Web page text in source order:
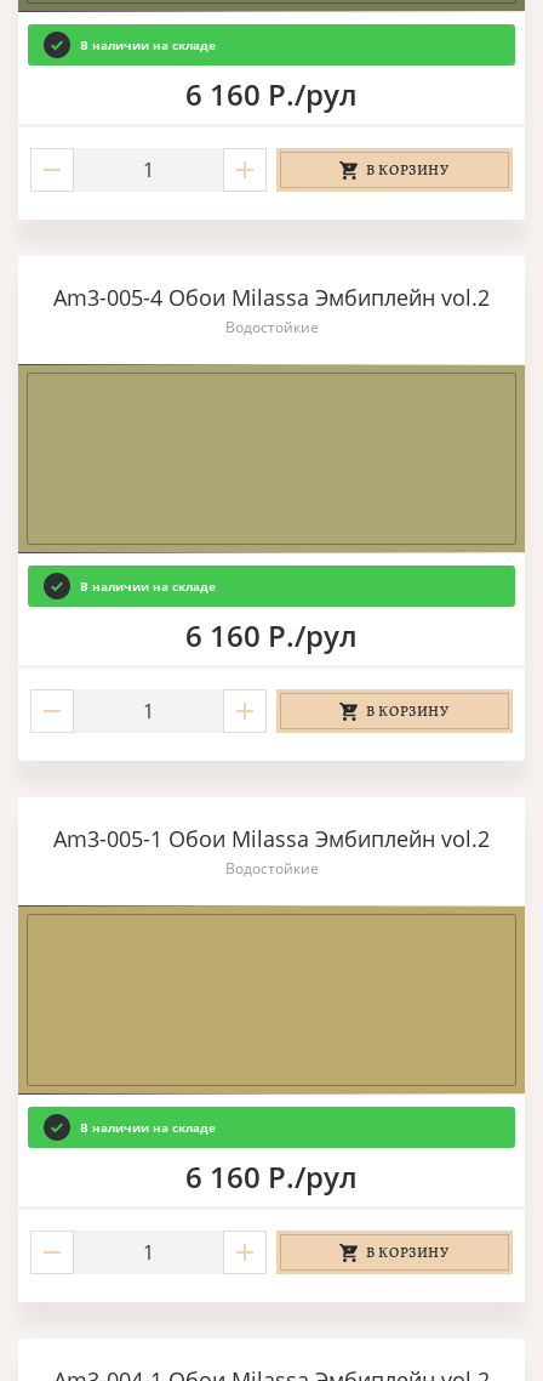
В наличии на складе
6 160 Р./рул
В КОРЗИНУ
Am3-005-4 Обои Milassa Эмбиплейн vol.2
Водостойкие
В наличии на складе
6 160 Р./рул
В КОРЗИНУ
Am3-005-1 Обои Milassa Эмбиплейн vol.2
Водостойкие
В наличии на складе
6 160 Р./рул
В КОРЗИНУ